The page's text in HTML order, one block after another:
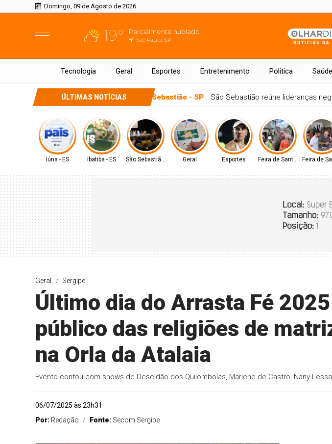
Domingo, 09 de Agosto de 2026
19° Parcialmente nublado
São Paulo, SP
Tecnologia Geral Esportes Entretenimento Política Saúde
ÚLTIMAS NOTÍCIAS São Sebastião - SP São Sebastião reúne
Iúna - ES Ibatiba - ES São Sebastião - SP Geral Esportes Feira de Santana-BAFeira de
Geral Sergipe
Último dia do Arrasta Fé
público das religiões de
na Orla da Atalaia
Evento contou com shows de Descidão dos Quilombolas, Mariene de Castro, Nany
06/07/2025 às 23h31
Por: Redação Fonte: Secom Sergipe